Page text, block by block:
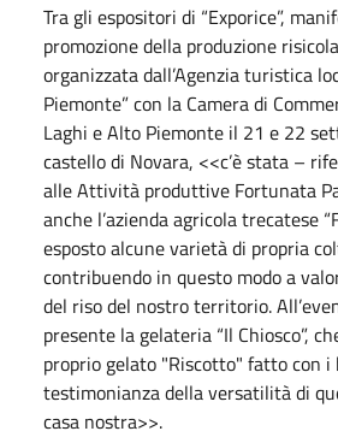
Tra gli espositori di “Exporice”,
promozione della produzione
organizzata dall’Agenzia turistica
Piemonte” con la Camera di
Laghi e Alto Piemonte il 21 e 22
castello di Novara, <<c’è stata –
alle Attività produttive Fortunata
anche l’azienda agricola trecatese
esposto alcune varietà di propria
contribuendo in questo modo a
del riso del nostro territorio.
presente la gelateria “Il Chiosco”,
proprio gelato "Riscotto" fatto con
testimonianza della versatilità di
casa nostra>>.